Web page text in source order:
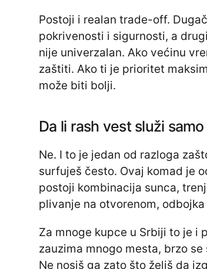
Postoji i realan trade-off.
pokrivenosti i sigurnosti, a
nije univerzalan. Ako većinu
zaštiti. Ako ti je prioritet
može biti bolji.
Da li rash vest služi
Ne. I to je jedan od razloga
surfuješ često. Ovaj komad je
postoji kombinacija sunca,
plivanje na otvorenom,
Za mnoge kupce u Srbiji to je i
zauzima mnogo mesta, brzo
Ne nosiš ga zato što želiš da